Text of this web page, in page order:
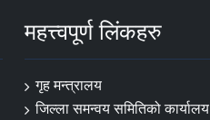
महत्त्वपूर्ण लिंकहरु
गृह मन्त्रालय
जिल्ला समन्वय समितिको कार्यालय